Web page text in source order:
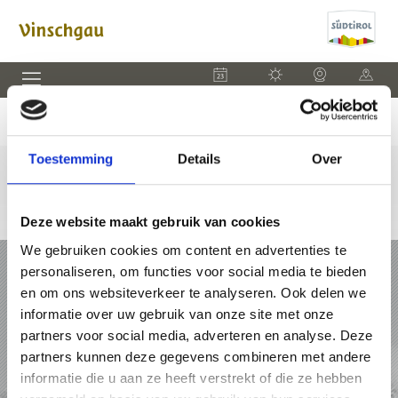
Toestemming Details Over
Deze website maakt gebruik van cookies
We gebruiken cookies om content en advertenties te
personaliseren, om functies voor social media te bieden
en om ons websiteverkeer te analyseren. Ook delen we
informatie over uw gebruik van onze site met onze
partners voor social media, adverteren en analyse. Deze
partners kunnen deze gegevens combineren met andere
informatie die u aan ze heeft verstrekt of die ze hebben
EVENEMENTEN WEER WEBCAM KAART
VAKANTIE IN VINSCHGAU
PAKKETTEN
ACCOMMODATIES